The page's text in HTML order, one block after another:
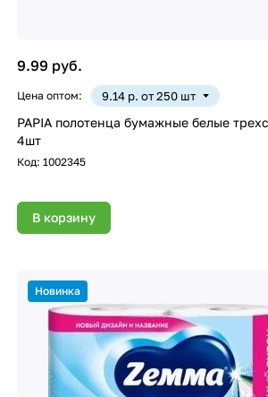
9.99 руб.
Цена оптом: 9.14 р. от 250 шт
PAPIA полотенца бумажные белые
4шт
Код: 1002345
В корзину
Новинка